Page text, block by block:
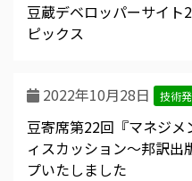
豆蔵デベロッパーサイト
ピックス
2022年10月28日 技術
豆寄席第22回『マネジ
ィスカッション～邦訳出
プいたしました